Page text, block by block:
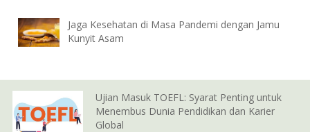
Jaga Kesehatan di Masa Pandemi dengan Jamu
Kunyit Asam
Ujian Masuk TOEFL: Syarat Penting untuk
Menembus Dunia Pendidikan dan Karier
Global